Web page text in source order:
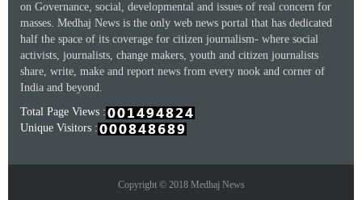
on Governance, social, developmental and issues of real concern for
masses. Medhaj News is the only web news portal that has dedicated
half the space of its coverage for citizen journalism- where social
activists, journalists, change makers, youth and citizen journalists
share, write, make and report news from every nook and corner of
India and beyond.
Total Page Views :
Unique Visitors :
Copyright © 2018 Medhaj News